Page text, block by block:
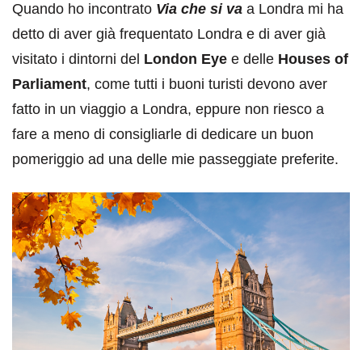
Quando ho incontrato Via che si va a Londra mi ha
detto di aver già frequentato Londra e di aver già
visitato i dintorni del London Eye e delle Houses of
Parliament, come tutti i buoni turisti devono aver
fatto in un viaggio a Londra, eppure non riesco a
fare a meno di consigliarle di dedicare un buon
pomeriggio ad una delle mie passeggiate preferite.